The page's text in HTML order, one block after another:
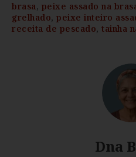
brasa, peixe assado na
grelhado, peixe inteiro
receita de pescado, tainha
Dna